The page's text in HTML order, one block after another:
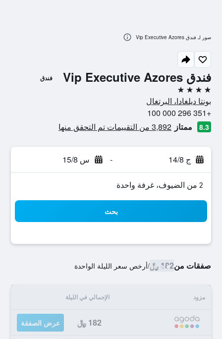
فندق Vip Executive Azores فندق
4 نجوم
بونتا ديلغادا، البرتغال
+351 296 000 100
8.3 ممتاز 3,892 من التقييمات تم التحقق منها
ج 14/8 - س 15/8
2 من الضيوف، غرفة واحدة
بحث
صفقات من182 ﷼ /أرخص سعر الليلة الواحدة
مزود الإجمالي في الليلة
182 ﷼ عرض الصفقة
صور لـ فندق Vip Executive Azores